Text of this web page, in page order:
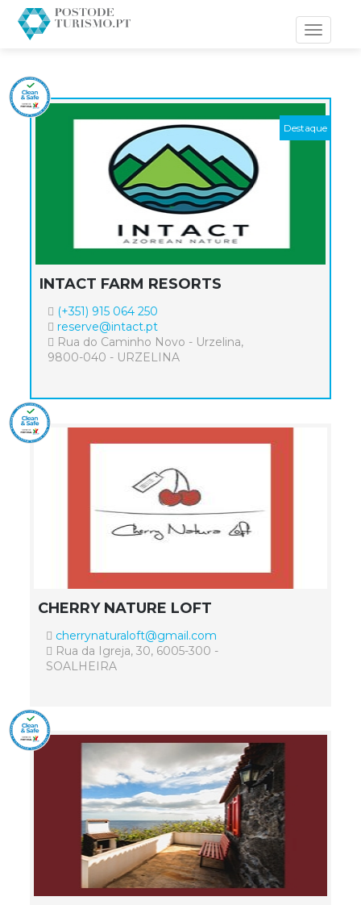
Toggle
INTACT FARM RESORTS
(+351) 915 064 250
reserve@intact.pt
Rua do Caminho Novo - Urzelina,
9800-040 - URZELINA
CHERRY NATURE LOFT
cherrynaturaloft@gmail.com
Rua da Igreja, 30, 6005-300 -
SOALHEIRA